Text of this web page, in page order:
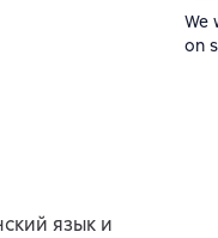
We
on
язык и